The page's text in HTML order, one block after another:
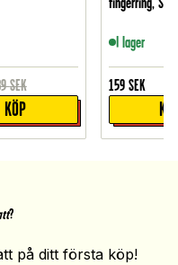
SEK
KÖP
I lager
159 SEK
?
på ditt första köp!